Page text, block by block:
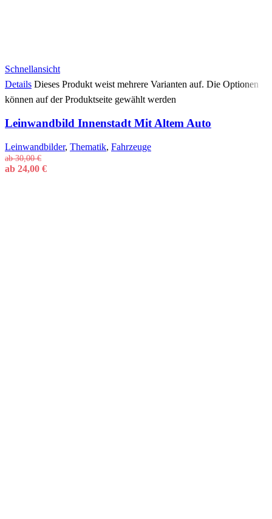
Schnellansicht
Details Dieses Produkt weist mehrere Varianten auf. Die Optionen
können auf der Produktseite gewählt werden
Leinwandbild Innenstadt Mit Altem Auto
Leinwandbilder, Thematik, Fahrzeuge
ab30,00€
ab 24,00 €